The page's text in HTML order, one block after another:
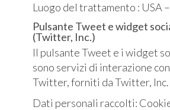
Luogo del trattamento : USA –
Pulsante Tweet e widget
(Twitter, Inc.)
Il pulsante Tweet e i widget
sono servizi di interazione
Twitter, forniti da Twitter, Inc.
Dati personali raccolti: